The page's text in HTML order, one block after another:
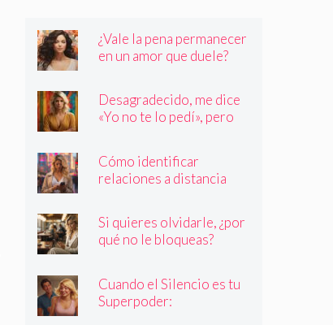
¿Vale la pena permanecer
en un amor que duele?
Desagradecido, me dice
«Yo no te lo pedí», pero
Cómo identificar
relaciones a distancia
Si quieres olvidarle, ¿por
qué no le bloqueas?
Cuando el Silencio es tu
Superpoder: